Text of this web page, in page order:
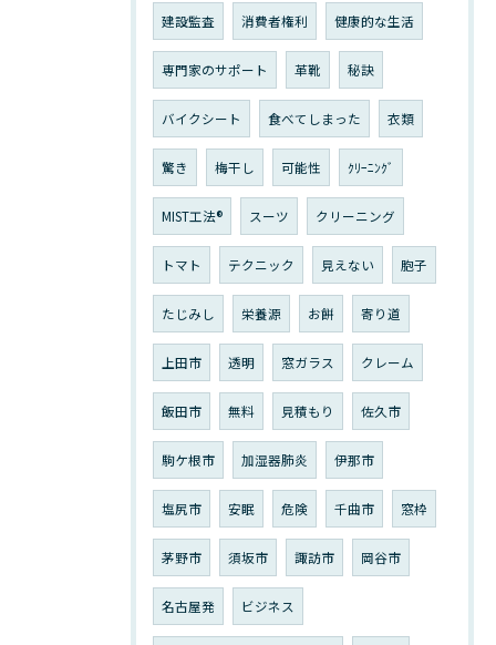
建設監査 消費者権利 健康的な生活
専門家のサポート 革靴 秘訣
バイクシート 食べてしまった 衣類
驚き 梅干し 可能性 ｸﾘｰﾆﾝｸﾞ
MIST工法® スーツ クリーニング
トマト テクニック 見えない 胞子
たじみし 栄養源 お餅 寄り道
上田市 透明 窓ガラス クレーム
飯田市 無料 見積もり 佐久市
駒ケ根市 加湿器肺炎 伊那市
塩尻市 安眠 危険 千曲市 窓枠
茅野市 須坂市 諏訪市 岡谷市
名古屋発 ビジネス